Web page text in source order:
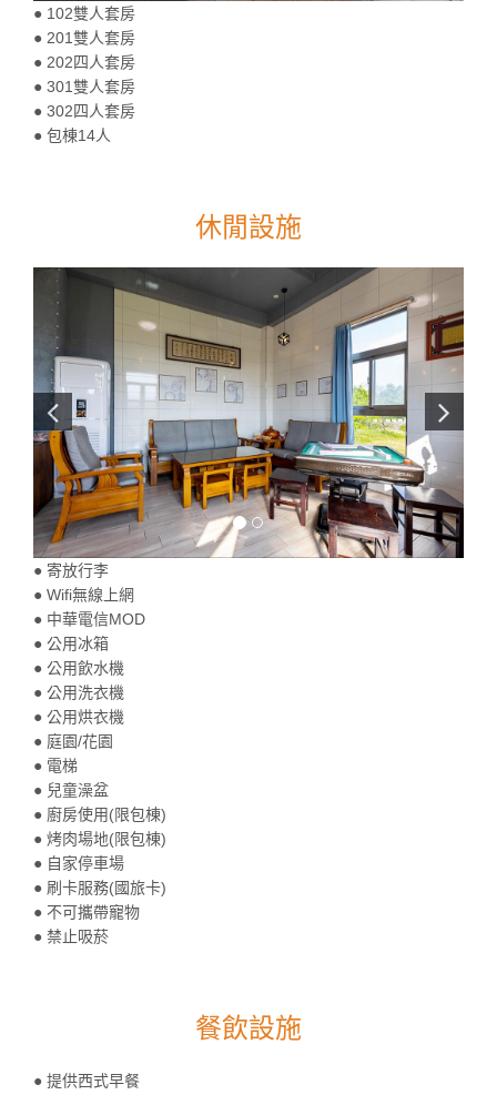
● 102雙人套房
​● 201雙人套房
​● 202四人套房
​● 301雙人套房
​● 302四人套房
​● 包棟14人
休閒設施
● 寄放行李
● Wifi無線上網
● 中華電信MOD
● 公用冰箱
● 公用飲水機
● 公用洗衣機
● 公用烘衣機
● 庭園/花園
● 電梯
● 兒童澡盆
● 廚房使用(限包棟)
● 烤肉場地(限包棟)
● 自家停車場
● 刷卡服務(國旅卡)
● 不可攜帶寵物
● 禁止吸菸
餐飲設施
● 提供西式早餐